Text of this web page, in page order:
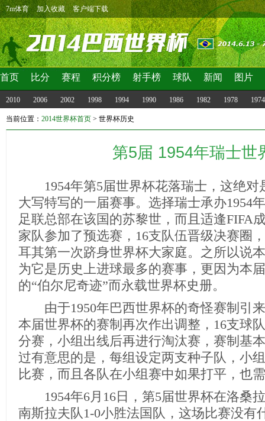
7m体育 加入收藏 客户端下载
首页 比分 赛程 积分榜 射手榜 球队 新闻 图片
2010 2006 2002 1998 1994 1990 1986 1982 1978 1974
当前位置： 2014世界杯首页 > 世界杯历史
第5届 1954年瑞士世
1954年第5届世界杯花落瑞士，这绝对
大写特写的一届赛事。选择瑞士承办1954
足联总部在该国的苏黎世，而且适逢FIFA
家队参加了预选赛，16支队伍晋级决赛圈
耳其第一次跻身世界杯大家庭。之所以说
为它是历史上进球最多的赛事，更因为本
的“伯尔尼奇迹”而永载世界杯史册。
由于1950年巴西世界杯的奇怪赛制引
本届世界杯的赛制再次作出调整，16支球
分赛，小组出线后再进行淘汰赛，赛制基
过有意思的是，每组设定两支种子队，小
比赛，而且各队在小组赛中如果打平，也
1954年6月16日，第5届世界杯在洛桑
南斯拉夫队1-0小胜法国队，这场比赛没有